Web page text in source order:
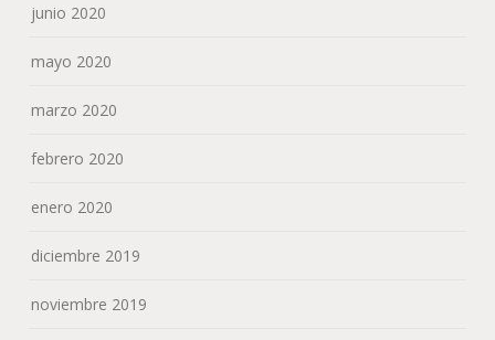
junio 2020
mayo 2020
marzo 2020
febrero 2020
enero 2020
diciembre 2019
noviembre 2019